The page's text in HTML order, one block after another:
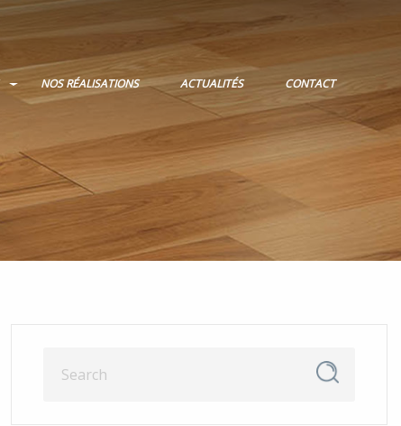
NOS RÉALISATIONS ACTUALITÉS CONTACT